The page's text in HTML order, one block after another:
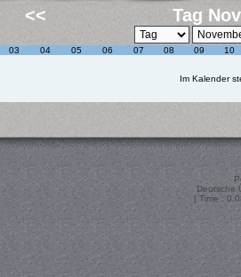
<< Tag
03 04 05 06 07 08 09 10
Im Kalender
Deutsche
[ Time :